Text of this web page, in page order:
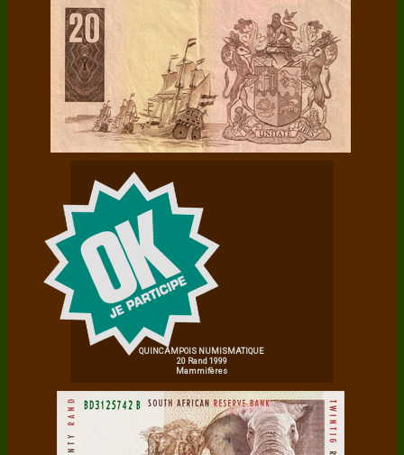
QUINCAMPOIS NUMISMATIQUE
20 Rand 1999
Mammifères